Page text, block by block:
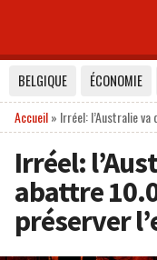
BELGIQUE ÉCONOMIE
Accueil» Irréel: l’Australie
Irréel:
abattre
préserver